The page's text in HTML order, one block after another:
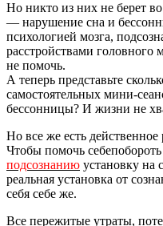
Но никто из них не берет
— нарушение сна и
психологией мозга,
расстройствами
не помочь.
А теперь представьте
самостоятельных мини-
бессонницы? И жизни не
Но все же есть
Чтобы помочь
подсознанию установку на
реальная установка от
себя себе же.
Все пережитые утраты,